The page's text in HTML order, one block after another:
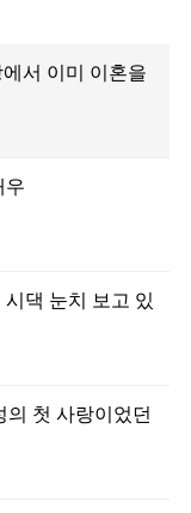
서 이미 이혼을
우
댁 눈치 보고 있
첫 사랑이었던